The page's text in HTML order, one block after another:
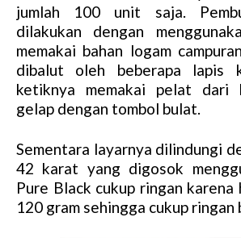
jumlah 100 unit saja.
dilakukan dengan
memakai bahan logam
dibalut oleh beberapa lapis
ketiknya memakai pelat dari
gelap dengan tombol bulat.
Sementara layarnya dilindungi
42 karat yang digosok
Pure Black cukup ringan karena
120 gram sehingga cukup ringan